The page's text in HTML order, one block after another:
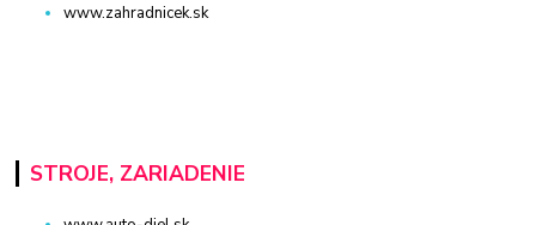
www.zahradnicek.sk
STROJE, ZARIADENIE